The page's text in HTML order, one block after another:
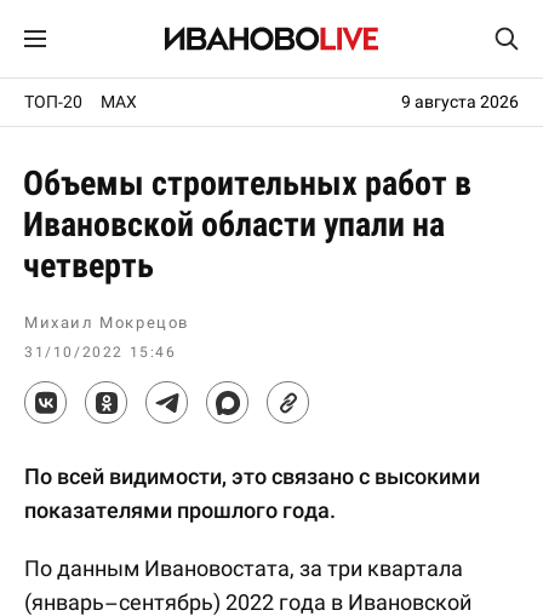
ТОП-20 MAX 9 августа 2026
Объемы строительных работ в
Ивановской области упали на
четверть
Михаил Мокрецов
31/10/2022 15:46
По всей видимости, это связано с высокими
показателями прошлого года.
По данным Ивановостата, за три квартала
(январь–сентябрь) 2022 года в Ивановской